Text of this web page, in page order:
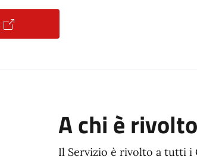
A chi è rivolto
Il Servizio è rivolto a tutti